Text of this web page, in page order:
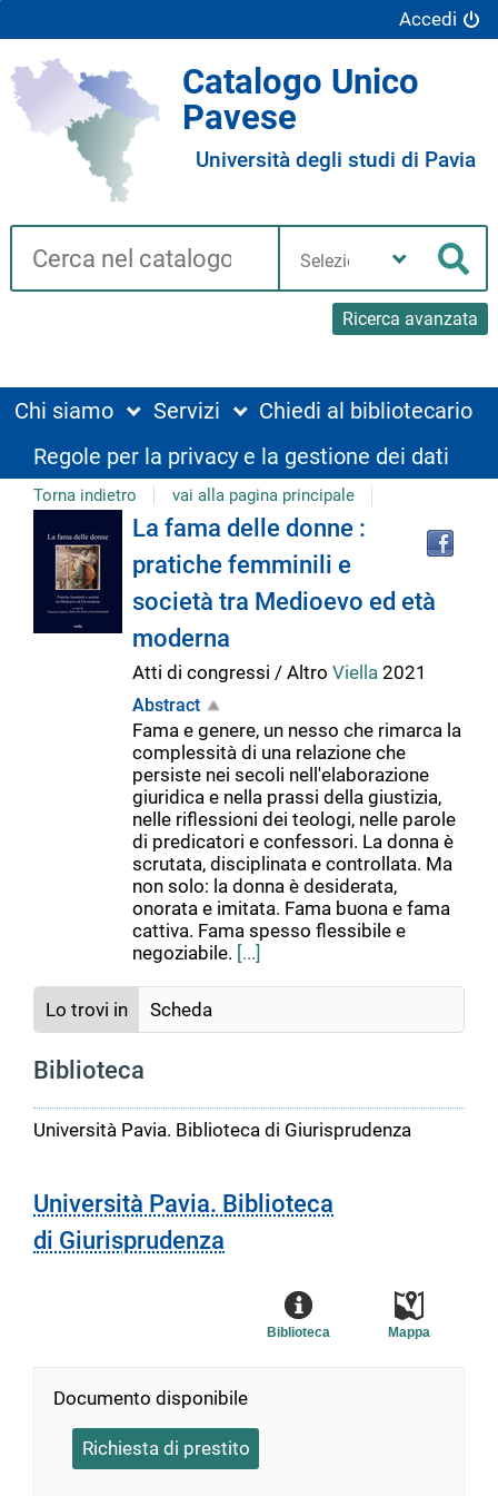
Accedi
Catalogo Unico
Pavese
Università degli studi di Pavia
Cerca su "Catalogo"
Ricerca avanzata
biblioteca
Chi siamo Servizi
Chiedi al bibliotecario
Regole per la privacy e la gestione dei dati
Torna indietro vai alla pagina principale
Dettaglio
del
documento
La fama delle donne :
pratiche femminili e
società tra Medioevo ed età
moderna
Atti di congressi / Altro Viella 2021
Abstract
Fama e genere, un nesso che rimarca la
complessità di una relazione che
persiste nei secoli nell'elaborazione
giuridica e nella prassi della giustizia,
nelle riflessioni dei teologi, nelle parole
di predicatori e confessori. La donna è
scrutata, disciplinata e controllata. Ma
non solo: la donna è desiderata,
onorata e imitata. Fama buona e fama
cattiva. Fama spesso flessibile e
negoziabile. [...]
Lo trovi in Scheda
Biblioteca
Università Pavia. Biblioteca di Giurisprudenza
Università Pavia. Biblioteca
di Giurisprudenza
Mappa
Biblioteca
Documento disponibile
Richiesta di prestito